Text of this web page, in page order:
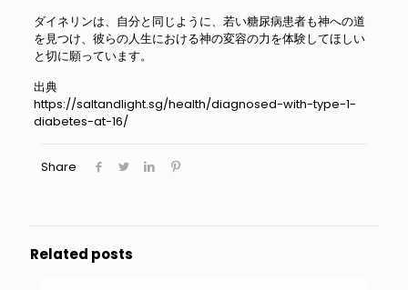
ダイネリンは、自分と同じように、若い糖尿病患者も神への道
を見つけ、彼らの人生における神の変容の力を体験してほしい
と切に願っています。
出典
https://saltandlight.sg/health/diagnosed-with-type-1-
diabetes-at-16/
Share
Related posts